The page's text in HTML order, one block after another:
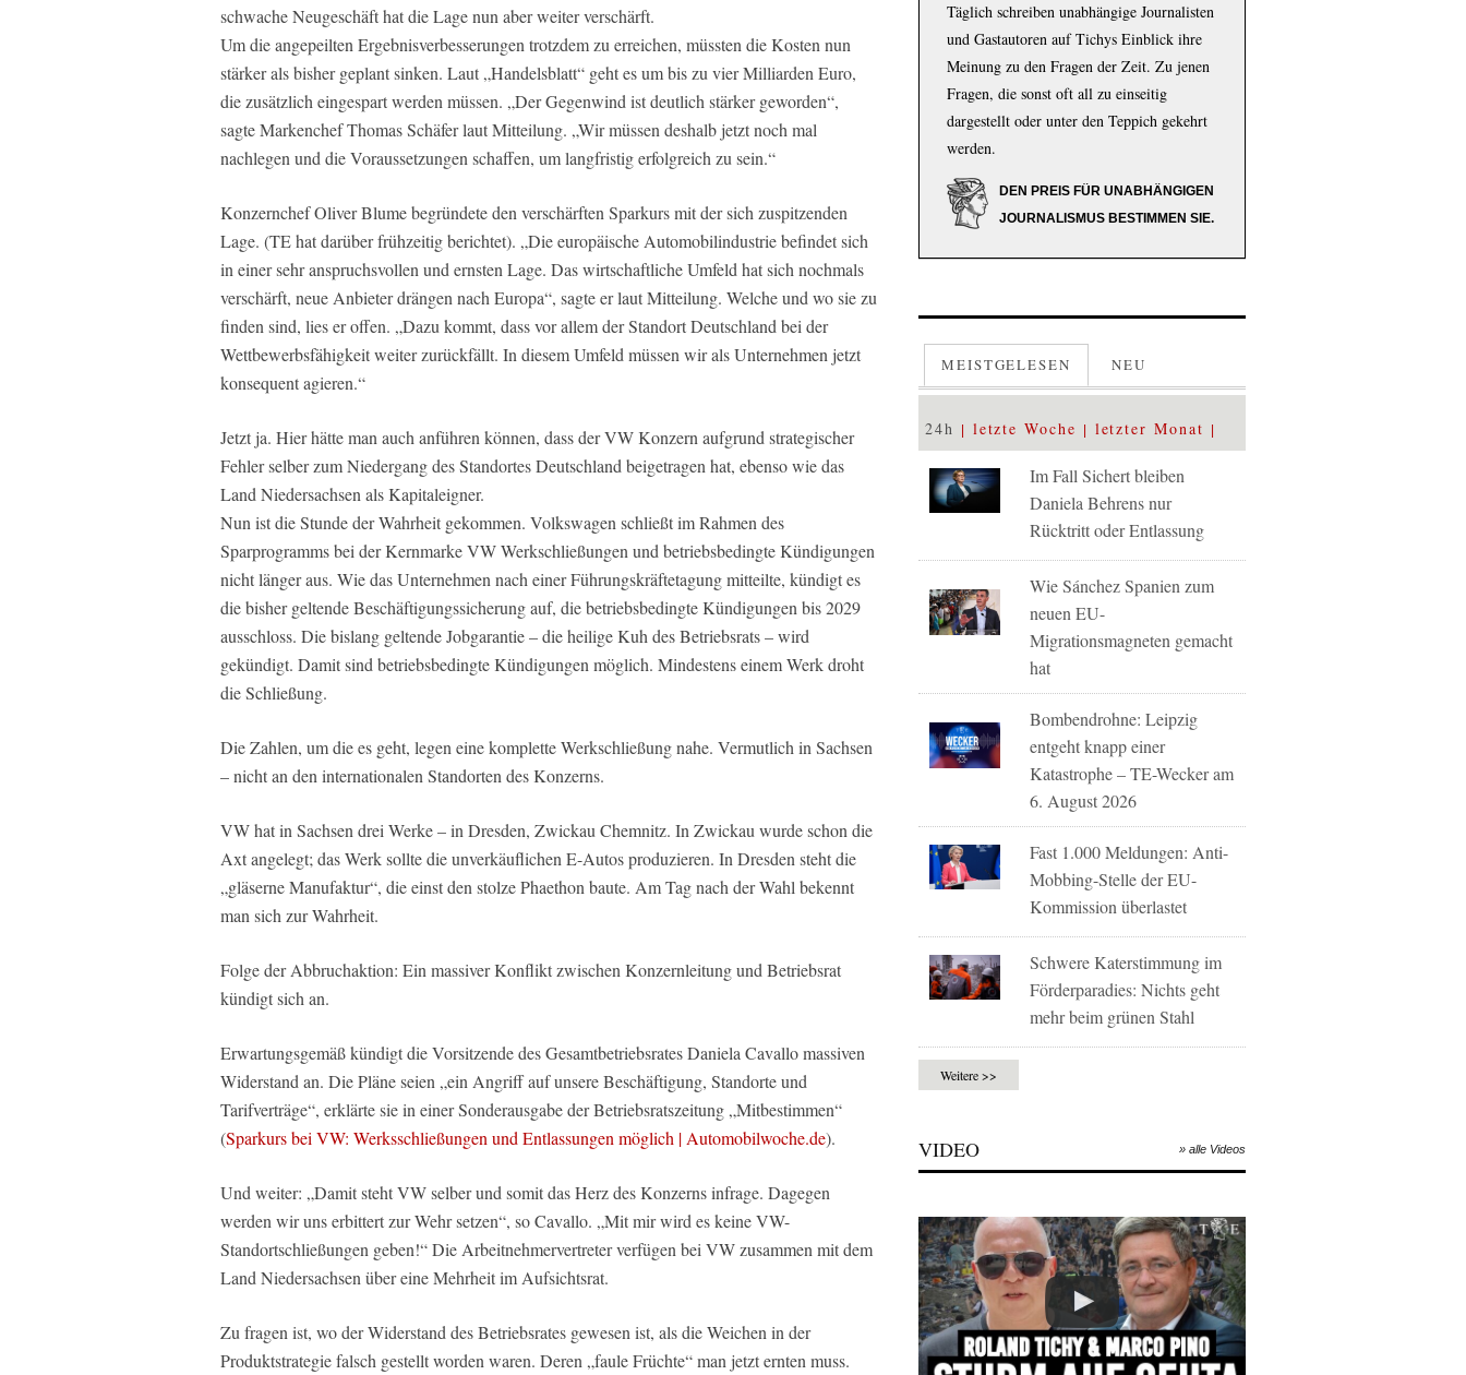
schwache Neugeschäft hat die Lage nun aber weiter verschärft.
Um die angepeilten Ergebnisverbesserungen trotzdem zu erreichen, müssten die Kosten nun
stärker als bisher geplant sinken. Laut „Handelsblatt“ geht es um bis zu vier Milliarden Euro,
die zusätzlich eingespart werden müssen. „Der Gegenwind ist deutlich stärker geworden“,
sagte Markenchef Thomas Schäfer laut Mitteilung. „Wir müssen deshalb jetzt noch mal
nachlegen und die Voraussetzungen schaffen, um langfristig erfolgreich zu sein.“
Konzernchef Oliver Blume begründete den verschärften Sparkurs mit der sich zuspitzenden
Lage. (TE hat darüber frühzeitig berichtet). „Die europäische Automobilindustrie befindet sich
in einer sehr anspruchsvollen und ernsten Lage. Das wirtschaftliche Umfeld hat sich nochmals
verschärft, neue Anbieter drängen nach Europa“, sagte er laut Mitteilung. Welche und wo sie zu
finden sind, lies er offen. „Dazu kommt, dass vor allem der Standort Deutschland bei der
Wettbewerbsfähigkeit weiter zurückfällt. In diesem Umfeld müssen wir als Unternehmen jetzt
konsequent agieren.“
Jetzt ja. Hier hätte man auch anführen können, dass der VW Konzern aufgrund strategischer
Fehler selber zum Niedergang des Standortes Deutschland beigetragen hat, ebenso wie das
Land Niedersachsen als Kapitaleigner.
Nun ist die Stunde der Wahrheit gekommen. Volkswagen schließt im Rahmen des
Sparprogramms bei der Kernmarke VW Werkschließungen und betriebsbedingte Kündigungen
nicht länger aus. Wie das Unternehmen nach einer Führungskräftetagung mitteilte, kündigt es
die bisher geltende Beschäftigungssicherung auf, die betriebsbedingte Kündigungen bis 2029
ausschloss. Die bislang geltende Jobgarantie – die heilige Kuh des Betriebsrats – wird
gekündigt. Damit sind betriebsbedingte Kündigungen möglich. Mindestens einem Werk droht
die Schließung.
Die Zahlen, um die es geht, legen eine komplette Werkschließung nahe. Vermutlich in Sachsen
– nicht an den internationalen Standorten des Konzerns.
VW hat in Sachsen drei Werke – in Dresden, Zwickau Chemnitz. In Zwickau wurde schon die
Axt angelegt; das Werk sollte die unverkäuflichen E-Autos produzieren. In Dresden steht die
„gläserne Manufaktur“, die einst den stolze Phaethon baute. Am Tag nach der Wahl bekennt
man sich zur Wahrheit.
Folge der Abbruchaktion: Ein massiver Konflikt zwischen Konzernleitung und Betriebsrat
kündigt sich an.
Erwartungsgemäß kündigt die Vorsitzende des Gesamtbetriebsrates Daniela Cavallo massiven
Widerstand an. Die Pläne seien „ein Angriff auf unsere Beschäftigung, Standorte und
Tarifverträge“, erklärte sie in einer Sonderausgabe der Betriebsratszeitung „Mitbestimmen“
(Sparkurs bei VW: Werksschließungen und Entlassungen möglich | Automobilwoche.de).
Und weiter: „Damit steht VW selber und somit das Herz des Konzerns infrage. Dagegen
werden wir uns erbittert zur Wehr setzen“, so Cavallo. „Mit mir wird es keine VW-
Standortschließungen geben!“ Die Arbeitnehmervertreter verfügen bei VW zusammen mit dem
Land Niedersachsen über eine Mehrheit im Aufsichtsrat.
Zu fragen ist, wo der Widerstand des Betriebsrates gewesen ist, als die Weichen in der
Produktstrategie falsch gestellt worden waren. Deren „faule Früchte“ man jetzt ernten muss.
Täglich schreiben unabhängige Journalisten
und Gastautoren auf Tichys Einblick ihre
Meinung zu den Fragen der Zeit. Zu jenen
Fragen, die sonst oft all zu einseitig
dargestellt oder unter den Teppich gekehrt
werden.
DEN PREIS FÜR UNABHÄNGIGEN
JOURNALISMUS BESTIMMEN SIE.
MEISTGELESEN NEU
24h letzte Woche letzter Monat
Im Fall Sichert bleiben
Daniela Behrens nur
Rücktritt oder Entlassung
Wie Sánchez Spanien zum
neuen EU-
Migrationsmagneten gemacht
hat
Bombendrohne: Leipzig
entgeht knapp einer
Katastrophe – TE-Wecker am
6. August 2026
Fast 1.000 Meldungen: Anti-
Mobbing-Stelle der EU-
Kommission überlastet
Schwere Katerstimmung im
Förderparadies: Nichts geht
mehr beim grünen Stahl
Weitere >>
VIDEO » alle Videos